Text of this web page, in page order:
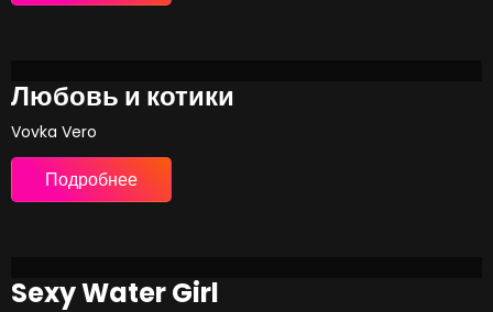
Любовь и котики
Vovka Vero
Подробнее
Sexy Water Girl